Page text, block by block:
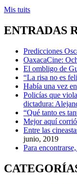
Mis tuits
ENTRADAS
Predicciones
OaxacaCine:
El ombligo de
“La risa no es
Había una vez
Policías que
dictadura:
“Qué tanto es
Mejor aquí
Entre las
junio, 2019
Para